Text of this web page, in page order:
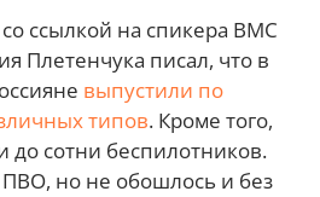
со ссылкой на спикера ВМС
Плетенчука писал, что в
выпустили по
типов. Кроме того,
до сотни беспилотников.
ПВО, но не обошлось и без